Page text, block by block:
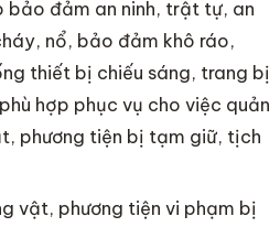
bảo đảm an ninh, trật tự, an
nổ, bảo đảm khô ráo,
thiết bị chiếu sáng, trang bị
hợp phục vụ cho việc quản
phương tiện bị tạm giữ, tịch
vật, phương tiện vi phạm bị